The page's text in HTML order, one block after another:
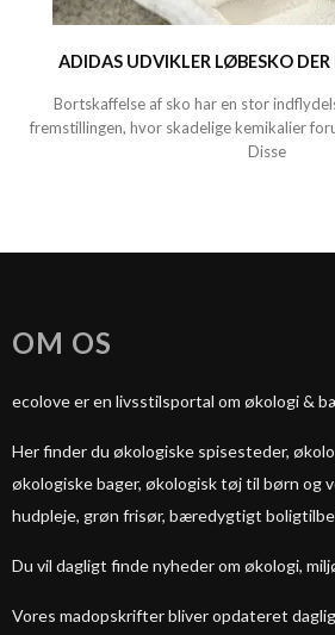
ADIDAS UDVIKLER LØBESKO DER
Bortskaffelse af sko har en stor
fremstillingen, hvor skadelige kemikalier
Disse
OM OS
ecolove er en livsstilsportal om økologi &
Her finder du økologiske spisesteder,
økologiske bager, økologisk tøj til børn og
hudpleje, grøn frisør, bæredygtigt
Du vil dagligt finde nyheder om økologi,
Vores madopskrifter bliver opdateret